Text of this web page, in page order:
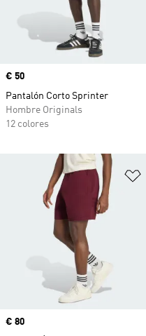
Precio
€ 50
Pantalón Corto Sprinter
Hombre Originals
12 colores
Precio
€ 80